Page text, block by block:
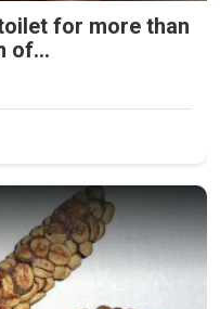
for more than
of...